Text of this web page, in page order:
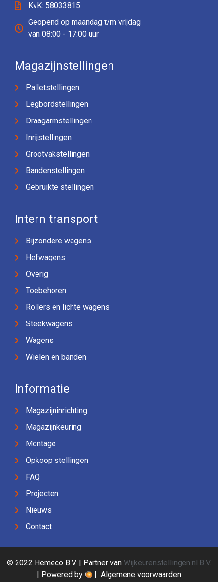
KvK: 58033815
Geopend op maandag t/m vrijdag
van 08:00 - 17:00 uur
Magazijnstellingen
Palletstellingen
Legbordstellingen
Draagarmstellingen
Inrijstellingen
Grootvakstellingen
Bandenstellingen
Gebruikte stellingen
Intern transport
Bijzondere wagens
Hefwagens
Overig
Toebehoren
Rollers en lichte wagens
Steekwagens
Wagens
Wielen en banden
Informatie
Magazijninrichting
Magazijnkeuring
Montage
Opkoop stellingen
FAQ
Projecten
Nieuws
Contact
© 2022 Hemeco B.V. | Partner van Wijkeurenstellingen.nl B.V.
| Powered by
| Algemene voorwaarden